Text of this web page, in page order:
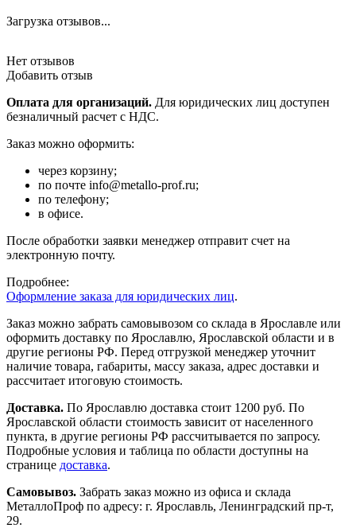
Загрузка отзывов...
Нет отзывов
Добавить отзыв
Оплата для организаций. Для юридических лиц доступен
безналичный расчет с НДС.
Заказ можно оформить:
через корзину;
по почте info@metallo-prof.ru;
по телефону;
в офисе.
После обработки заявки менеджер отправит счет на
электронную почту.
Подробнее:
Оформление заказа для юридических лиц.
Заказ можно забрать самовывозом со склада в Ярославле или
оформить доставку по Ярославлю, Ярославской области и в
другие регионы РФ. Перед отгрузкой менеджер уточнит
наличие товара, габариты, массу заказа, адрес доставки и
рассчитает итоговую стоимость.
Доставка. По Ярославлю доставка стоит 1200 руб. По
Ярославской области стоимость зависит от населенного
пункта, в другие регионы РФ рассчитывается по запросу.
Подробные условия и таблица по области доступны на
странице доставка.
Самовывоз. Забрать заказ можно из офиса и склада
МеталлоПроф по адресу: г. Ярославль, Ленинградский пр-т,
29.